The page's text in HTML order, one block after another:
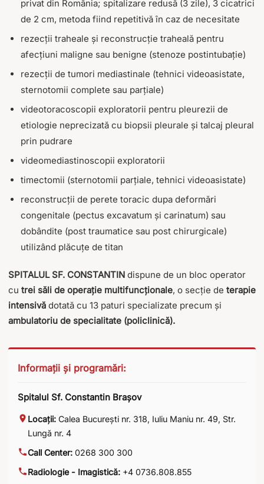
privat din România; spitalizare redusă (3 zile), 3 cicatrici
de 2 cm, metoda fiind repetitivă în caz de necesitate
rezecții traheale și reconstrucție traheală pentru
afecțiuni maligne sau benigne (stenoze postintubație)
rezecții de tumori mediastinale (tehnici videoasistate,
sternotomii complete sau parțiale)
videotoracoscopii exploratorii pentru pleurezii de
etiologie neprecizată cu biopsii pleurale și talcaj pleural
prin pudrare
videomediastinoscopii exploratorii
timectomii (sternotomii parțiale, tehnici videoasistate)
reconstrucții de perete toracic dupa deformări
congenitale (pectus excavatum și carinatum) sau
dobândite (post traumatice sau post chirurgicale)
utilizând plăcuțe de titan
SPITALUL SF. CONSTANTIN dispune de un bloc operator
cu trei săli de operație multifuncționale, o secție de terapie
intensivă dotată cu 13 paturi specializate precum și
ambulatoriu de specialitate (policlinică).
Informații și programări:
Spitalul Sf. Constantin Brașov
Locații: Calea București nr. 318, Iuliu Maniu nr. 49, Str.
Lungă nr. 4
Call Center: 0268 300 300
Radiologie - Imagistică: +4 0736.808.855